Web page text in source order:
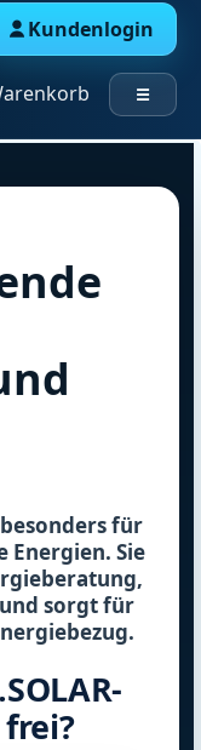
Kundenlogin
☰
für
Energien. Sie
sorgt für